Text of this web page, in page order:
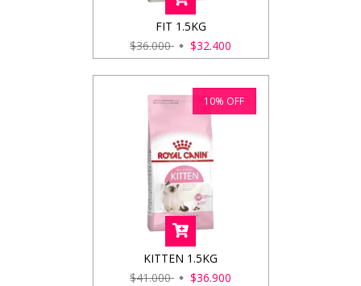
FIT 1.5KG
$36.000
$32.400
10% OFF
KITTEN 1.5KG
$41.000
$36.900